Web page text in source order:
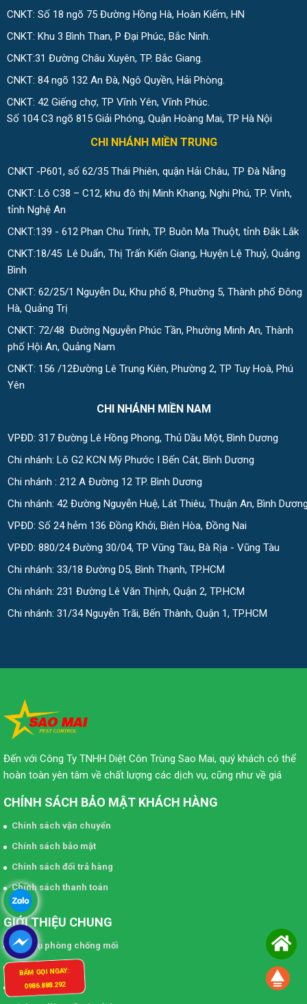
CNKT: Số 18 ngõ 75 Đường Hồng Hà, Hoàn Kiếm, HN
CNKT: Khu 3 Bình Than, P Đại Phúc, Bắc Ninh.
CNKT:31 Đường Châu Xuyên, TP. Bắc Giang.
CNKT: 84 ngõ 132 An Đà, Ngô Quyền, Hải Phòng.
CNKT: 42 Giếng chợ, TP Vĩnh Yên, Vĩnh Phúc.
Số 104 C3 ngõ 815 Giải Phóng, Quận Hoàng Mai, TP Hà Nội
CHI NHÁNH MIỀN TRUNG
CNKT -P601, số 62/35 Thái Phiên, quận Hải Châu, TP Đà Nẵng
CNKT: Lô C38 – C12, khu đô thị Minh Khang, Nghi Phú, TP. Vinh,
tỉnh Nghệ An
CNKT:139 - 612 Phan Chu Trinh, TP. Buôn Ma Thuột, tỉnh Đắk Lắk
CNKT:18/45 Lê Duẩn, Thị Trấn Kiến Giang, Huyện Lệ Thuỷ, Quảng
Bình
CNKT: 62/25/1 Nguyễn Du, Khu phố 8, Phường 5, Thành phố Đông
Hà, Quảng Trị
CNKT: 72/48 Đường Nguyễn Phúc Tần, Phường Minh An, Thành
phố Hội An, Quảng Nam
CNKT: 156 /12Đường Lê Trung Kiên, Phường 2, TP Tuy Hoà, Phú
Yên
CHI NHÁNH MIỀN NAM
VPĐD: 317 Đường Lê Hồng Phong, Thủ Dầu Một, Bình Dương
Chi nhánh: Lô G2 KCN Mỹ Phước I Bến Cát, Bình Dương
Chi nhánh : 212 A Đường 12 TP. Bình Dương
Chi nhánh: 42 Đường Nguyễn Huệ, Lát Thiêu, Thuận An, Bình
VPĐD: Số 24 hẻm 136 Đồng Khởi, Biên Hòa, Đồng Nai
VPĐD: 880/24 Đường 30/04, TP Vũng Tàu, Bà Rịa - Vũng Tàu
Chi nhánh: 33/18 Đường D5, Bình Thạnh, TP.HCM
Chi nhánh: 231 Đường Lê Văn Thịnh, Quận 2, TP.HCM
Chi nhánh: 31/34 Nguyễn Trãi, Bến Thành, Quận 1, TP.HCM
Đến với Công Ty TNHH Diệt Côn Trùng Sao Mai, quý khách có thể
hoàn toàn yên tâm về chất lượng các dịch vụ, cũng như về giá
CHÍNH SÁCH BẢO MẬT KHÁCH HÀNG
Chính sách vận chuyển
Chính sách bảo mật
Chính sách đổi trả hàng
Chính sách thanh toán
GIỚI THIỆU CHUNG
Dịch vụ phòng chống mối
Dịch vụ diệt muỗi
Dịch vụ diệt gián
BẤM GỌI NGAY:
0986.888.292